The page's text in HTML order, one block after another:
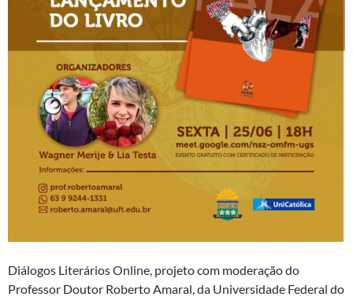
Diálogos Literários Online, projeto com moderação do
Professor Doutor Roberto Amaral, da Universidade Federal do